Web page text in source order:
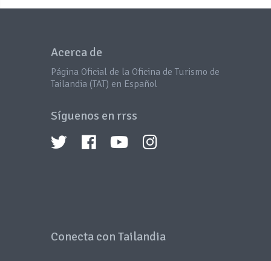
Acerca de
Página Oficial de la Oficina de Turismo de
Tailandia (TAT) en Español
Síguenos en rrss
Conecta con Tailandia